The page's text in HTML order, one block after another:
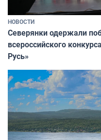
НОВОСТИ
Северянки одержали
всероссийского
Русь»